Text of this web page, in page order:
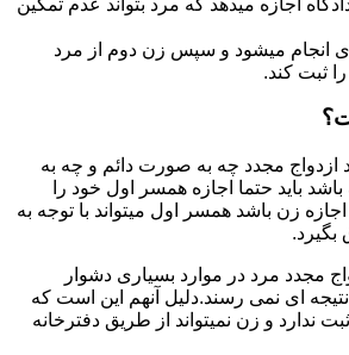
انجام میشود و سپس زن دوم از مرد
ثبت کند.
مجدد چه به صورت دائم و چه به
باید حتما اجازه همسر اول خود را
زن باشد همسر اول میتواند با توجه به
مجدد مرد در موارد بسیاری دشوار
نتیجه ای نمی رسند.دلیل آنهم این است که
ندارد و زن نمیتواند از طریق دفترخانه